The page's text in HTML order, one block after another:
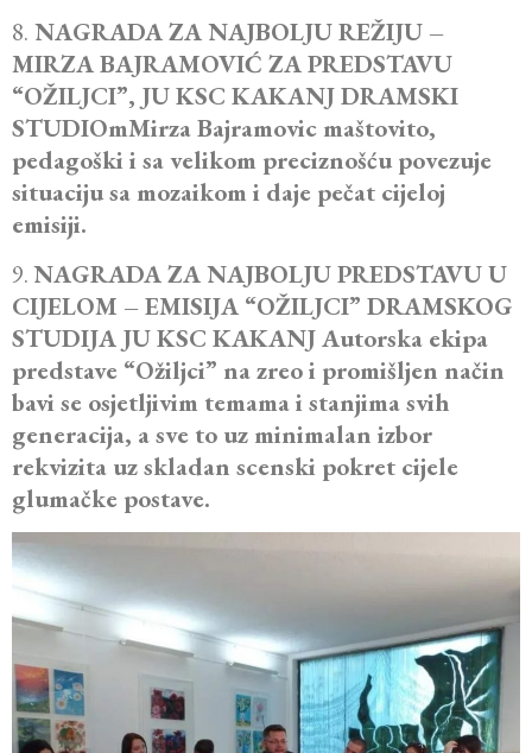
8. NAGRADA ZA NAJBOLJU REŽIJU –
MIRZA BAJRAMOVIĆ ZA PREDSTAVU
“OŽILJCI”, JU KSC KAKANJ DRAMSKI
STUDIOmMirza Bajramovic maštovito,
pedagoški i sa velikom preciznošću povezuje
situaciju sa mozaikom i daje pečat cijeloj
emisiji.
9.NAGRADA ZA NAJBOLJU PREDSTAVU U
CIJELOM – EMISIJA “OŽILJCI” DRAMSKOG
STUDIJA JU KSC KAKANJ Autorska ekipa
predstave “Ožiljci” na zreo i promišljen način
bavi se osjetljivim temama i stanjima svih
generacija, a sve to uz minimalan izbor
rekvizita uz skladan scenski pokret cijele
glumačke postave.